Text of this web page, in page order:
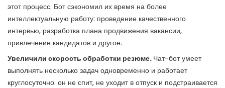
этот процесс. Бот сэкономил их время на более
интеллектуальную работу: проведение качественного
интервью, разработка плана продвижения вакансии,
привлечение кандидатов и другое.
Увеличили скорость обработки резюме. Чат-бот умеет
выполнять несколько задач одновременно и работает
круглосуточно: он не спит, не уходит в отпуск и подстраивается